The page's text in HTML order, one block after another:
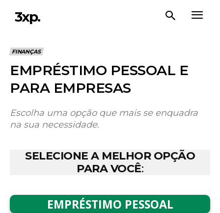
3xp.
FINANÇAS
EMPRÉSTIMO PESSOAL E
PARA EMPRESAS
Escolha uma opção que mais se enquadra
na sua necessidade.
SELECIONE A MELHOR OPÇÃO
PARA VOCÊ:
EMPRÉSTIMO PESSOAL